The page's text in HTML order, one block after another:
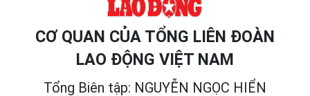
CƠ QUAN CỦA TỔNG LIÊN ĐOÀN
LAO ĐỘNG VIỆT NAM
Tổng Biên tập: NGUYỄN NGỌC HIỂN